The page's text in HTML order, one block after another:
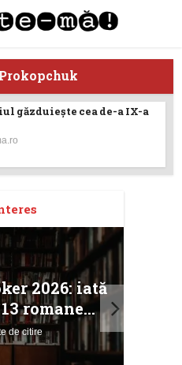
găzduieşte cea de-a IX-a
2026: iată
romane...
de citire